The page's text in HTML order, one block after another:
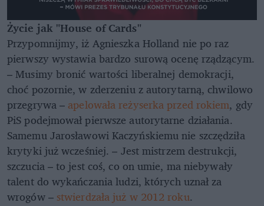
Życie jak "House of Cards"
Przypomnijmy, iż Agnieszka Holland nie po raz
pierwszy wystawia bardzo surową ocenę rządzącym.
– Musimy bronić wartości liberalnej demokracji,
choć pozornie, w zderzeniu z autorytarną, chwilowo
przegrywa – apelowała reżyserka przed rokiem, gdy
PiS podejmował pierwsze autorytarne działania.
Samemu Jarosławowi Kaczyńskiemu nie szczędziła
krytyki już wcześniej. – Jest mistrzem destrukcji,
szczucia – to jest coś, co on umie, ma niebywały
talent do wykańczania ludzi, których uznał za
wrogów –stwierdzała już w 2012 roku.